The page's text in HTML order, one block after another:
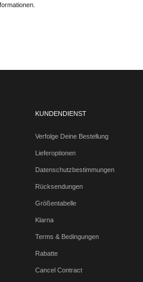
KUNDENDIENST
Verfolge Deine Bestellung
Lieferoptionen
Datenschutzbestimmungen
Rücksendungen
Größentabelle
Klarna
Terms & Bedingungen
Rabatte
Cancel Contract